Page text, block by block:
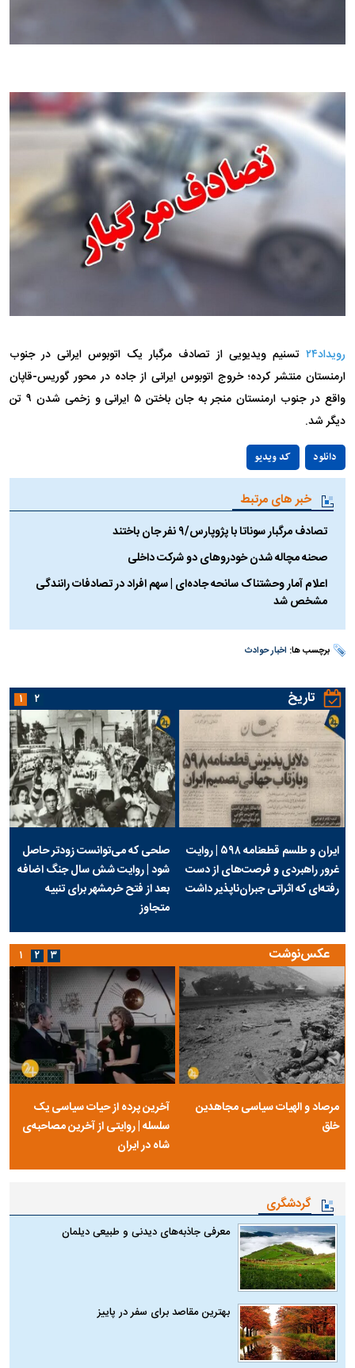
رویداد۲۴
تسنیم ویدیویی از تصادف مرگبار یک اتوبوس ایرانی در جنوب
ارمنستان منتشر کرده؛ خروج اتوبوس ایرانی از جاده در محور گوریس-قاپان
واقع در جنوب ارمنستان منجر به جان باختن ۵ ایرانی و زخمی شدن ۹ تن
دیگر شد.
کد ویدیو دانلود
خبر های مرتبط
تصادف مرگبار سوناتا با پژوپارس/۹ نفر جان باختند
صحنه مچاله شدن خودروهای دو شرکت داخلی
اعلام آمار وحشتناک سانحه جاده‌ای | سهم افراد در تصادفات رانندگی
مشخص شد
برچسب ها: اخبار حوادث
تاریخ
ایران و طلسم قطعنامه ۵۹۸ | روایت
غرور راهبردی و فرصت‌های از دست
رفته‌ای که اثراتی جبران‌ناپذیر داشت
صلحی که می‌توانست زودتر حاصل
شود | روایت شش سال جنگ اضافه
بعد از فتح خرمشهر برای تنبیه
متجاوز
۱ ۲
عکس‌نوشت
مرصاد و الهیات سیاسی مجاهدین
خلق
آخرین پرده از حیات سیاسی یک
سلسله | روایتی از آخرین مصاحبه‌ی
شاه در ایران
۱ ۲ ۳
گردشگری
معرفی جاذبه‌های دیدنی و طبیعی دیلمان
بهترین مقاصد برای سفر در پاییز